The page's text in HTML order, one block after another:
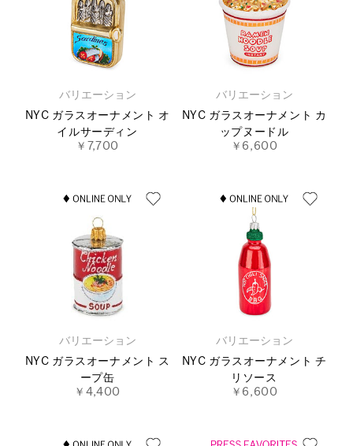
バリエーション
NYC ガラスオーナメント オ
イルサーディン
￥7,700
バリエーション
NYC ガラスオーナメント カ
ップヌードル
￥6,600
バリエーション
NYC ガラスオーナメント ス
ープ缶
￥4,400
バリエーション
NYC ガラスオーナメント チ
リソース
￥6,600